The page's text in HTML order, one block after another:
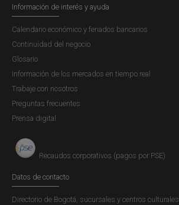
Información de interés y ayuda
Calendario económico y feriados bancarios
Continuidad del negocio
Glosario
Información de los mercados en tiempo real
Trabaje con nosotros
Preguntas frecuentes
Prensa digital
Recaudos corporativos (pagos por PSE)
Datos de contacto
Directorio de Bogotá, sucursales y centros culturales